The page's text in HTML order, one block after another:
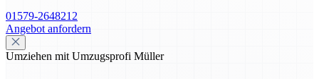
01579-2648212
Angebot anfordern
Umziehen mit Umzugsprofi Müller